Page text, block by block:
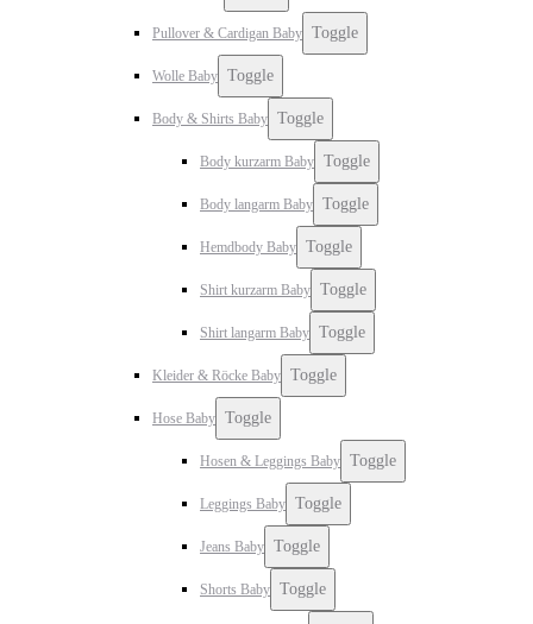
Pullover & Cardigan Baby Toggle
Wolle Baby Toggle
Body & Shirts Baby Toggle
Body kurzarm Baby Toggle
Body langarm Baby Toggle
Hemdbody Baby Toggle
Shirt kurzarm Baby Toggle
Shirt langarm Baby Toggle
Kleider & Röcke Baby Toggle
Hose Baby Toggle
Hosen & Leggings Baby Toggle
Leggings Baby Toggle
Jeans Baby Toggle
Shorts Baby Toggle